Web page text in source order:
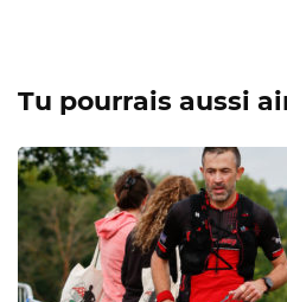
Tu pourrais aussi